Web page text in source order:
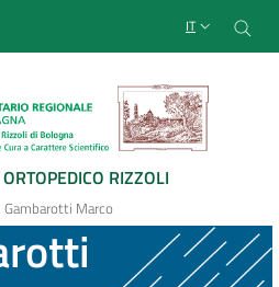
IT
RIZZOLI
Gambarotti Marco